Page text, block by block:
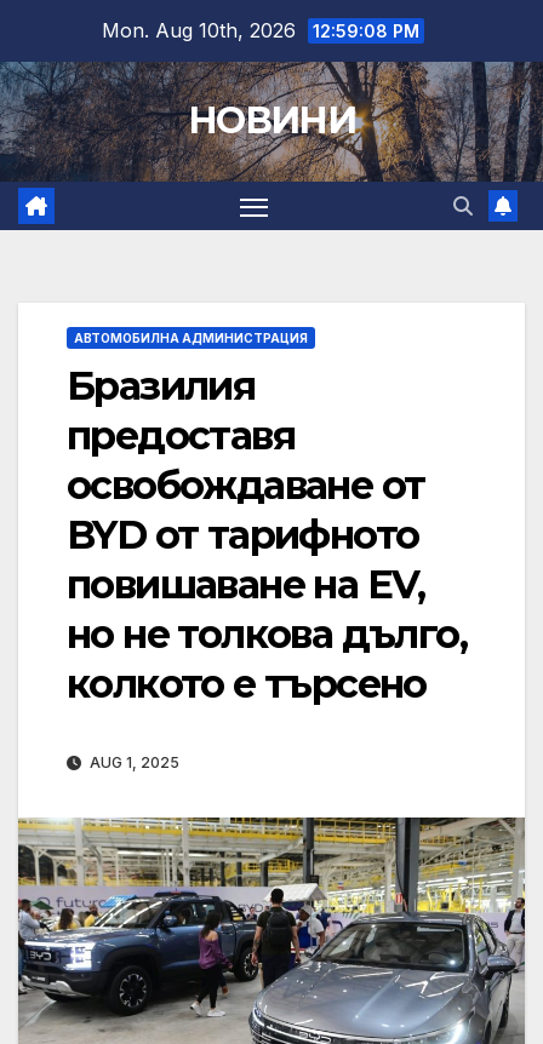
content
Mon. Aug 10th, 2026 12:59:09 PM
НОВИНИ
АВТОМОБИЛНА АДМИНИСТРАЦИЯ
Бразилия
предоставя
освобождаване от
BYD от тарифното
повишаване на EV,
но не толкова дълго,
колкото е търсено
AUG 1, 2025